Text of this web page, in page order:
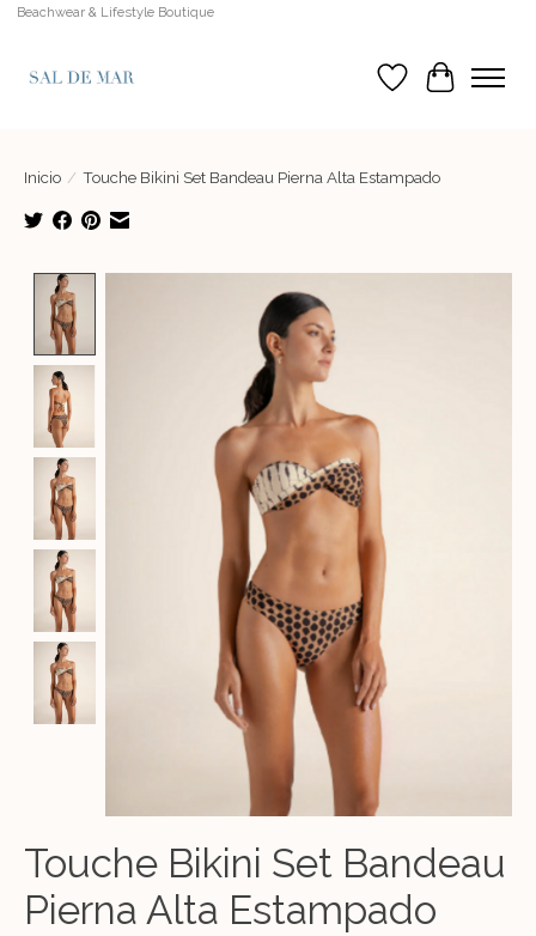
Beachwear & Lifestyle Boutique
Lista de deseos
Cesta
Inicio / Touche Bikini Set Bandeau Pierna Alta Estampado
Touche Bikini Set Bandeau
Pierna Alta Estampado